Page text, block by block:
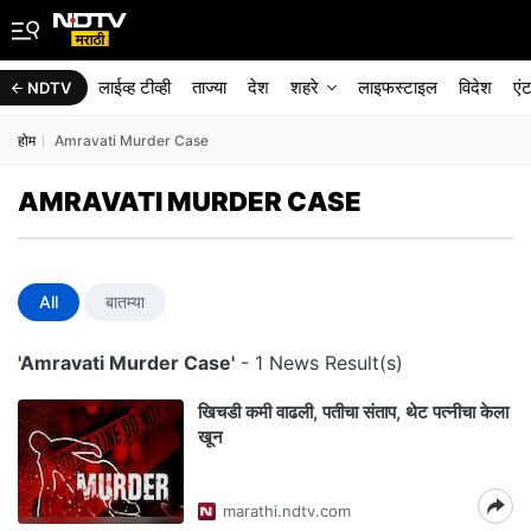
NDTV लाईव्ह टीव्ही ताज्या देश शहरे लाइफस्टाइल विदेश
होम Amravati Murder Case
AMRAVATI MURDER CASE
All बातम्या
'Amravati Murder Case' - 1 News Result(s)
खिचडी कमी वाढली, पतीचा संताप, थेट पत्नीचा केला
खून
marathi.ndtv.com